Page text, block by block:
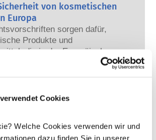
Cookies
Welche Cookies verwenden wir und
dazu finden Sie in unserer
von kosmetischen
Europa
sorgen dafür,
Produkte und
die in der Europäischen
tragen
endokrine Disruptoren
Mitteln verwendete
weil sie das
einige der Eigenschaften